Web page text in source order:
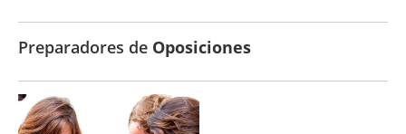
Preparadores de Oposiciones